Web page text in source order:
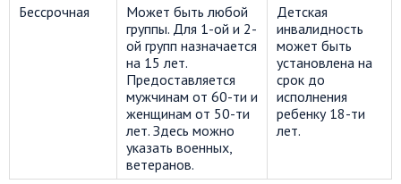
Бессрочная
Может быть любой
группы. Для 1-ой и 2-
ой групп назначается
на 15 лет.
Предоставляется
мужчинам от 60-ти и
женщинам от 50-ти
лет. Здесь можно
указать военных,
ветеранов.
Детская
инвалидность
может быть
установлена на
срок до
исполнения
ребенку 18-ти
лет.